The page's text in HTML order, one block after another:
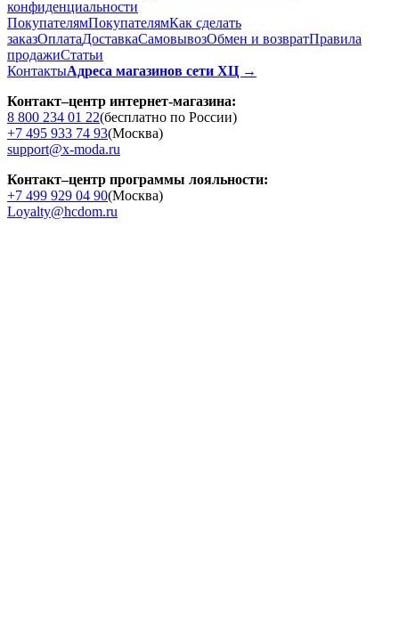
конфиденциальности
ПокупателямПокупателямКак сделать
заказОплатаДоставкаCамовывозОбмен и возвратПравила
продажиСтатьи
КонтактыАдреса магазинов сети ХЦ →
Контакт–центр интернет-магазина:
8 800 234 01 22(бесплатно по России)
+7 495 933 74 93(Москва)
support@x-moda.ru
Контакт–центр программы лояльности:
+7 499 929 04 90(Москва)
Loyalty@hcdom.ru